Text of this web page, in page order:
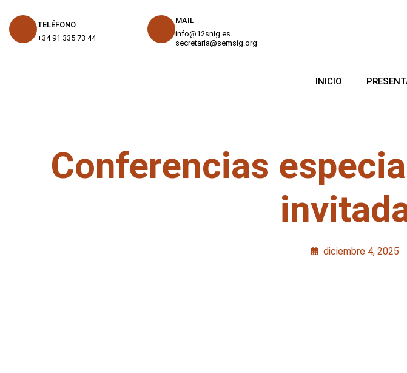
TELÉFONO
+34 91 335 73 44
MAIL
info@12snig.es
secretaria@semsig.org
INICIO
Conferencias
diciembre 4, 2025